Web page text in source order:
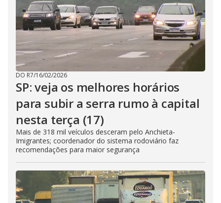
DO R7/16/02/2026
SP: veja os melhores horários
para subir a serra rumo à capital
nesta terça (17)
Mais de 318 mil veículos desceram pelo Anchieta-
Imigrantes; coordenador do sistema rodoviário faz
recomendações para maior segurança